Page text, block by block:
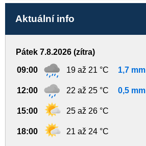
Aktuální info
Pátek 7.8.2026 (zítra)
09:00 19 až 21 °C 1,7 mm
12:00 22 až 25 °C 0,5 mm
15:00 25 až 26 °C
18:00 21 až 24 °C